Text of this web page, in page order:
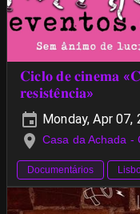
𝐂𝐢𝐜𝐥𝐨 𝐝𝐞 𝐜𝐢𝐧𝐞𝐦𝐚
𝐫𝐞𝐬𝐢𝐬𝐭𝐞̂𝐧𝐜𝐢𝐚»
Monday, Apr 07,
Casa da Achada -
Documentários